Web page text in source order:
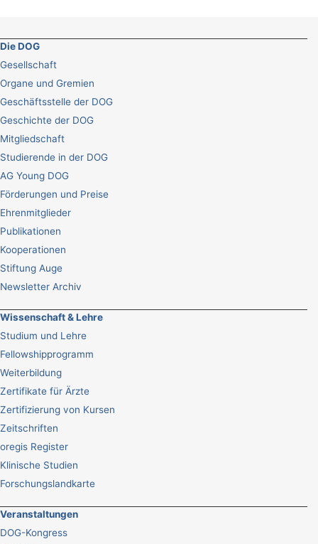
Die DOG
Gesellschaft
Organe und Gremien
Geschäftsstelle der DOG
Geschichte der DOG
Mitgliedschaft
Studierende in der DOG
AG Young DOG
Förderungen und Preise
Ehrenmitglieder
Publikationen
Kooperationen
Stiftung Auge
Newsletter Archiv
Wissenschaft & Lehre
Studium und Lehre
Fellowshipprogramm
Weiterbildung
Zertifikate für Ärzte
Zertifizierung von Kursen
Zeitschriften
oregis Register
Klinische Studien
Forschungslandkarte
Veranstaltungen
DOG-Kongress